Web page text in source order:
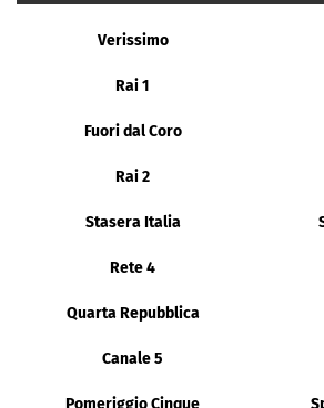
Verissimo
Rai 1
Fuori dal Coro
Rai 2
Stasera Italia
Rete 4
Quarta Repubblica
Canale 5
Pomeriggio Cinque